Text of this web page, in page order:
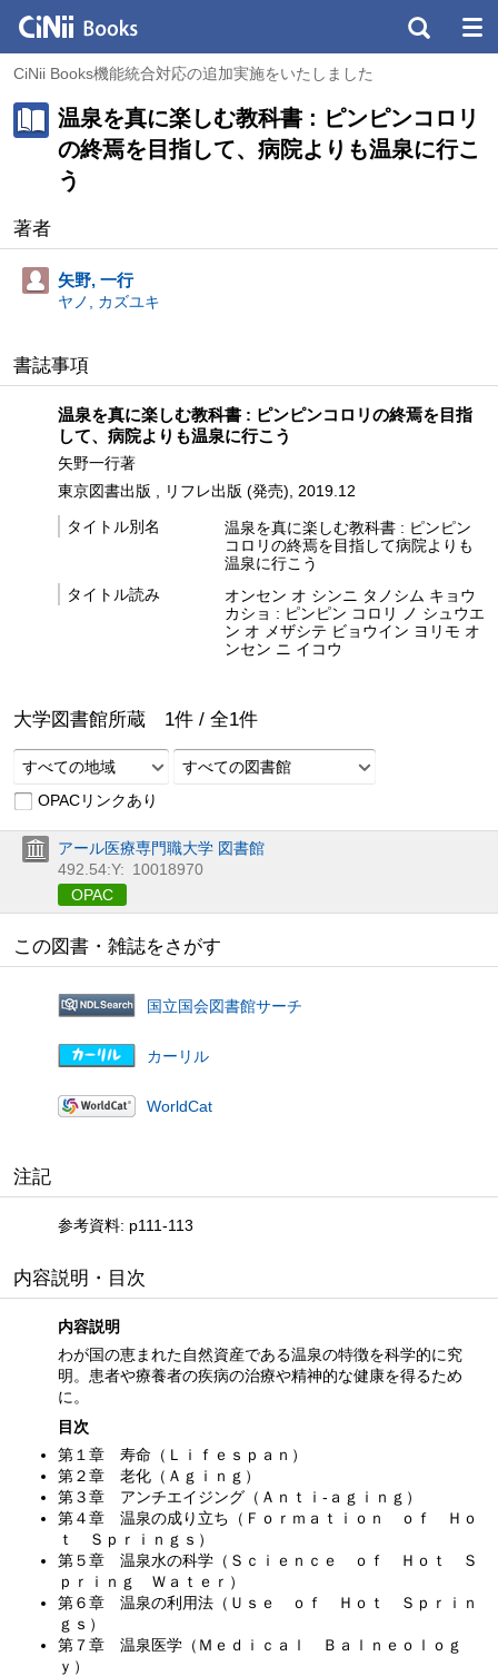
CiNii Books機能統合対応の追加実施をいたしました
温泉を真に楽しむ教科書 : ピンピンコロリ
の終焉を目指して、病院よりも温泉に行こ
う
著者
矢野, 一行
ヤノ, カズユキ
書誌事項
温泉を真に楽しむ教科書 : ピンピンコロリの終焉を目指
して、病院よりも温泉に行こう
矢野一行著
東京図書出版 , リフレ出版 (発売), 2019.12
タイトル別名
温泉を真に楽しむ教科書 : ピンピン
コロリの終焉を目指して病院よりも
温泉に行こう
タイトル読み
オンセン オ シンニ タノシム キョウ
カショ : ピンピン コロリ ノ シュウエ
ン オ メザシテ ビョウイン ヨリモ オ
ンセン ニ イコウ
大学図書館所蔵 1件 / 全1件
すべての地域
すべての図書館
OPACリンクあり
アール医療専門職大学 図書館
492.54:Y: 10018970
OPAC
この図書・雑誌をさがす
国立国会図書館サーチ
カーリル
WorldCat
注記
参考資料: p111-113
内容説明・目次
内容説明
わが国の恵まれた自然資産である温泉の特徴を科学的に究
明。患者や療養者の疾病の治療や精神的な健康を得るため
に。
目次
第１章 寿命（Ｌｉｆｅｓｐａｎ）
第２章 老化（Ａｇｉｎｇ）
第３章 アンチエイジング（Ａｎｔｉ‐ａｇｉｎｇ）
第４章 温泉の成り立ち（Ｆｏｒｍａｔｉｏｎ ｏｆ Ｈｏ
ｔ Ｓｐｒｉｎｇｓ）
第５章 温泉水の科学（Ｓｃｉｅｎｃｅ ｏｆ Ｈｏｔ Ｓ
ｐｒｉｎｇ Ｗａｔｅｒ）
第６章 温泉の利用法（Ｕｓｅ ｏｆ Ｈｏｔ Ｓｐｒｉｎ
ｇｓ）
第７章 温泉医学（Ｍｅｄｉｃａｌ Ｂａｌｎｅｏｌｏｇ
ｙ）